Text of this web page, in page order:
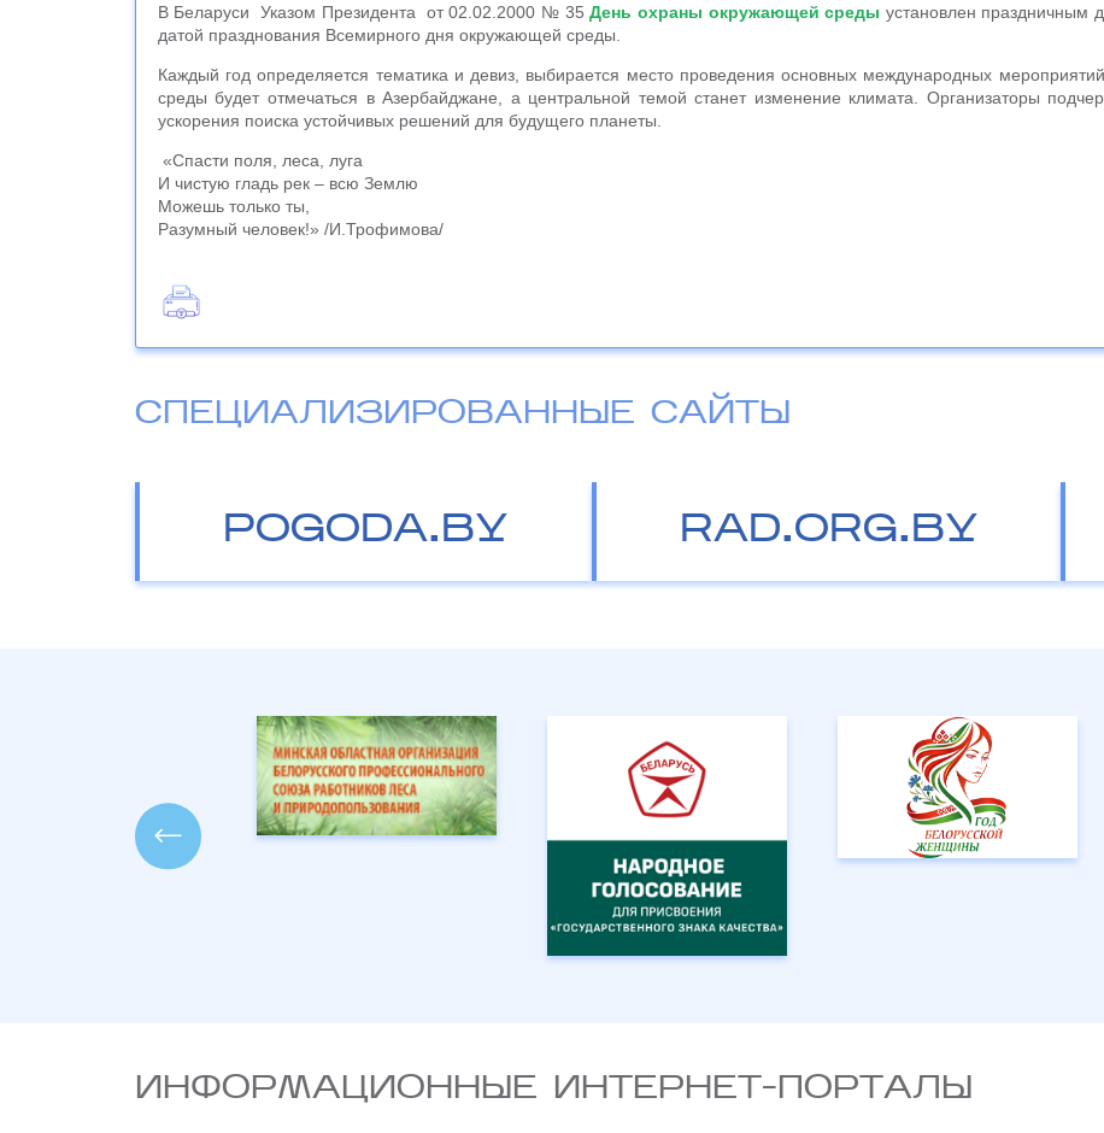
В Беларуси Указом Президента от 02.02.2000 № 35День охраны окружающей среды установлен праздничным
датой празднования Всемирного дня окружающей среды.
Каждый год определяется тематика и девиз, выбирается место проведения основных международных
среды будет отмечаться в Азербайджане, а центральной темой станет изменение климата. Организаторы
ускорения поиска устойчивых решений для будущего планеты.
«Спасти поля, леса, луга
И чистую гладь рек – всю Землю
Можешь только ты,
Разумный человек!» /И.Трофимова/
СПЕЦИАЛИЗИРОВАННЫЕ САЙТЫ
POGODA.BY RAD.ORG.BY
ИНФОРМАЦИОННЫЕ ИНТЕРНЕТ-ПОРТАЛЫ